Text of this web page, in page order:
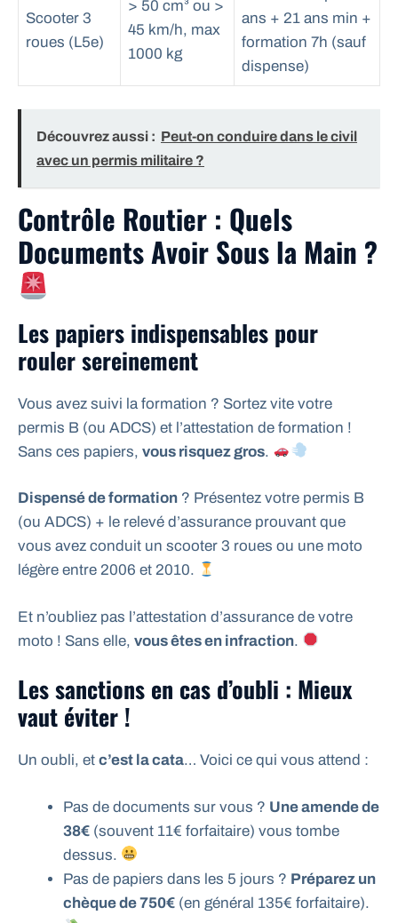
Scooter 3
roues (L5e)
> 50 cm³ ou >
45 km/h, max
1000 kg
ans + 21 ans min +
formation 7h (sauf
dispense)
Découvrez aussi : Peut-on conduire dans le civil
avec un permis militaire ?
Contrôle Routier : Quels
Documents Avoir Sous la Main ?
Les papiers indispensables pour
rouler sereinement
Vous avez suivi la formation ? Sortez vite votre
permis B (ou ADCS) et l’attestation de formation !
Sans ces papiers, vous risquez gros.
Dispensé de formation ? Présentez votre permis B
(ou ADCS) + le relevé d’assurance prouvant que
vous avez conduit un scooter 3 roues ou une moto
légère entre 2006 et 2010.
Et n’oubliez pas l’attestation d’assurance de votre
moto ! Sans elle, vous êtes en infraction.
Les sanctions en cas d’oubli : Mieux
vaut éviter !
Un oubli, et c’est la cata… Voici ce qui vous attend :
Pas de documents sur vous ? Une amende de
38€ (souvent 11€ forfaitaire) vous tombe
dessus.
Pas de papiers dans les 5 jours ? Préparez un
chèque de 750€ (en général 135€ forfaitaire).